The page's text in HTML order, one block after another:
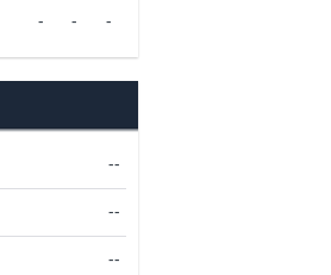
- - -
--
--
--